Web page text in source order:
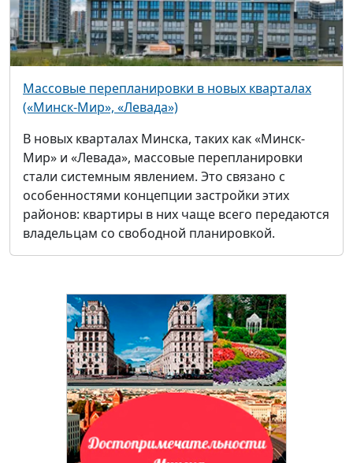
Массовые перепланировки в новых кварталах
(«Минск-Мир», «Левада»)
В новых кварталах Минска, таких как «Минск-
Мир» и «Левада», массовые перепланировки
стали системным явлением. Это связано с
особенностями концепции застройки этих
районов: квартиры в них чаще всего передаются
владельцам со свободной планировкой.